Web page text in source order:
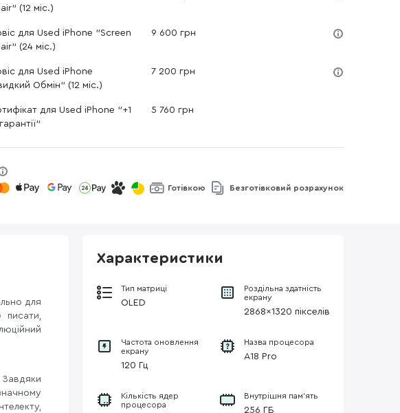
(12 міс.)
для Used iPhone "Screen
(24 міс.)
9 600 грн
для Used iPhone
Обмін" (12 міс.)
7 200 грн
для Used iPhone "+1
5 760 грн
Готівкою Безготівковий розрахунок
для
Завдяки
Характеристики
Тип матриці
OLED
Роздільна здатність
екрану
2868x1320 пікселів
Частота оновлення
екрану
120 Гц
Назва процесора
A18 Pro
Кількість ядер
процесора
Внутрішня пам'ять
256 ГБ